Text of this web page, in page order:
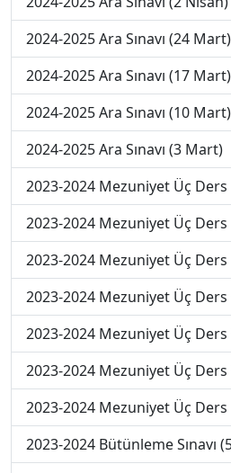
2024-2025 Ara Sınavı (24 Mart)
2024-2025 Ara Sınavı (17 Mart)
2024-2025 Ara Sınavı (10 Mart)
2024-2025 Ara Sınavı (3 Mart)
2023-2024 Mezuniyet Üç Ders
2023-2024 Mezuniyet Üç Ders
2023-2024 Mezuniyet Üç Ders
2023-2024 Mezuniyet Üç Ders
2023-2024 Mezuniyet Üç Ders
2023-2024 Mezuniyet Üç Ders
2023-2024 Mezuniyet Üç Ders
2023-2024 Bütünleme Sınavı